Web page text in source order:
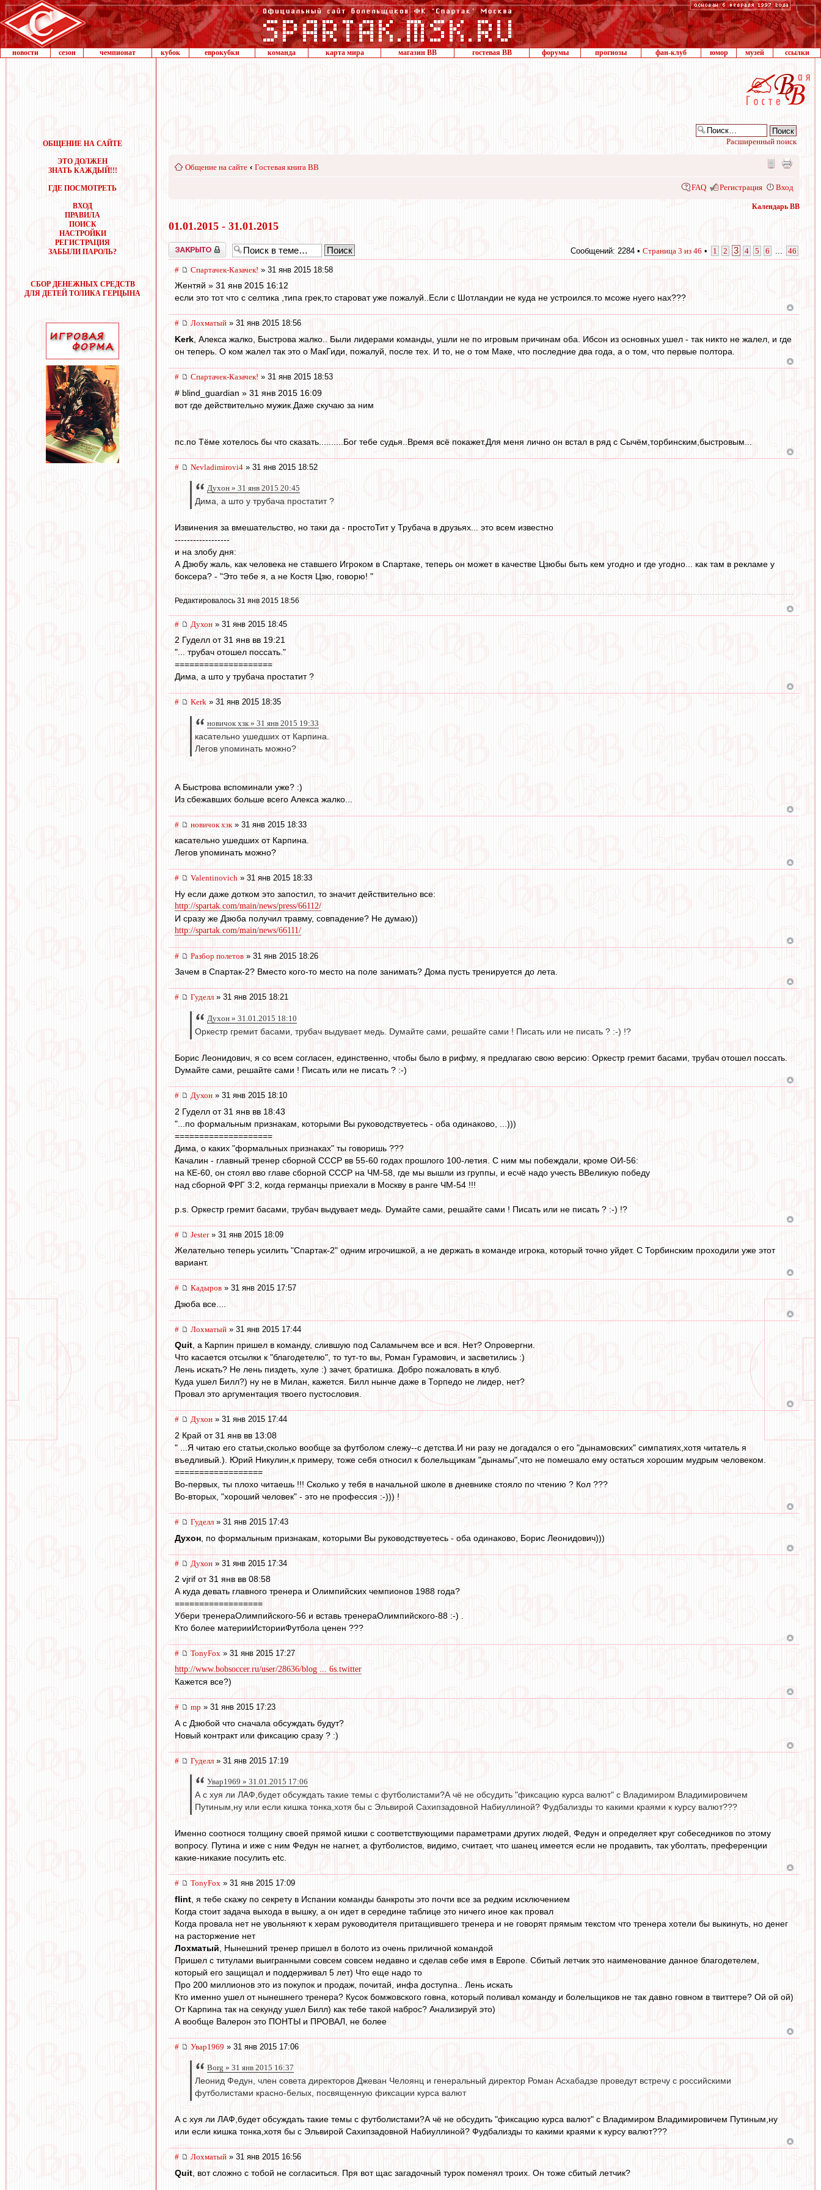
новости сезон чемпионат кубок еврокубки команда карта мира магазин ВВ гостевая ВВ форумы прогнозы фан-клуб юмор музей ссылки
ОБЩЕНИЕ НА САЙТЕ
ЭТО ДОЛЖЕН
ЗНАТЬ КАЖДЫЙ!!!
ГДЕ ПОСМОТРЕТЬ
ВХОД
ПРАВИЛА
ПОИСК
НАСТРОЙКИ
РЕГИСТРАЦИЯ
ЗАБЫЛИ ПАРОЛЬ?
СБОР ДЕНЕЖНЫХ СРЕДСТВ
ДЛЯ ДЕТЕЙ ТОЛИКА ГЕРЦЫНА
Расширенный поиск
Общение на сайте ‹ Гостевая книга ВВ
FAQ Регистрация Вход
Календарь ВВ
01.01.2015 - 31.01.2015
Закрыто Сообщений: 2284 • Страница 3 из 46 • 1 2 3 4 5 6 46
# Спартачек-Казачек! » 31 янв 2015 18:58
Жентяй » 31 янв 2015 16:12
если это тот что с селтика ,типа грек,то староват уже пожалуй..Если с Шотландии не куда не устроился.то мсоже нуего нах???
# Лохматый » 31 янв 2015 18:56
Kerk , Алекса жалко, Быстрова жалко.. Были лидерами команды, ушли не по игровым причинам оба. Ибсон из основных ушел - так никто не жалел, и где
он теперь. О ком жалел так это о МакГиди, пожалуй, после тех. И то, не о том Маке, что последние два года, а о том, что первые полтора.
# Спартачек-Казачек! » 31 янв 2015 18:53
# blind_guardian » 31 янв 2015 16:09
вот где действительно мужик.Даже скучаю за ним
пс.по Тёме хотелось бы что сказать..........Бог тебе судья..Время всё покажет.Для меня лично он встал в ряд с Сычём,торбинским,быстровым...
# Nevladimirovi4 » 31 янв 2015 18:52
Духон » 31 янв 2015 20:45
Дима, а што у трубача простатит ?
Извинения за вмешательство, но таки да - простоТит у Трубача в друзьях... это всем известно
------------------
и на злобу дня:
А Дзюбу жаль, как человека не ставшего Игроком в Спартаке, теперь он может в качестве Цзюбы быть кем угодно и где угодно... как там в рекламе у
боксера? - "Это тебе я, а не Костя Цзю, говорю! "
Редактировалось 31 янв 2015 18:56
# Духон » 31 янв 2015 18:45
2 Гуделл от 31 янв вв 19:21
"... трубач отошел поссать."
====================
Дима, а што у трубача простатит ?
# Kerk » 31 янв 2015 18:35
новичок хзк » 31 янв 2015 19:33
касательно ушедших от Карпина.
Легов упоминать можно?
А Быстрова вспоминали уже? :)
Из сбежавших больше всего Алекса жалко...
# новичок хзк » 31 янв 2015 18:33
касательно ушедших от Карпина.
Легов упоминать можно?
# Valentinovich » 31 янв 2015 18:33
Ну если даже дотком это запостил, то значит действительно все:
http://spartak.com/main/news/press/66112/
И сразу же Дзюба получил травму, совпадение? Не думаю))
http://spartak.com/main/news/66111/
# Разбор полетов » 31 янв 2015 18:26
Зачем в Спартак-2? Вместо кого-то место на поле занимать? Дома пусть тренируется до лета.
# Гуделл» 31 янв 2015 18:21
Духон » 31.01.2015 18:10
Оркестр гремит басами, трубач выдувает медь. Dумайте сами, решайте сами ! Писать или не писать ? :-) !?
Борис Леонидович, я со всем согласен, единственно, чтобы было в рифму, я предлагаю свою версию: Оркестр гремит басами, трубач отошел поссать.
Dумайте сами, решайте сами ! Писать или не писать ? :-)
# Духон » 31 янв 2015 18:10
2 Гуделл от 31 янв вв 18:43
"...по формальным признакам, которыми Вы руководствуетесь - оба одинаково, ...)))
====================
Дима, о каких "формальных признаках" ты говоришь ???
Качалин - главный тренер сборной СССР вв 55-60 годах прошлого 100-летия. С ним мы побеждали, кроме ОИ-56:
на КЕ-60, он стоял вво главе сборной СССР на ЧМ-58, где мы вышли из группы, и есчё надо учесть ВВеликую победу
над сборной ФРГ 3:2, когда германцы приехали в Москву в ранге ЧМ-54 !!!
p.s. Оркестр гремит басами, трубач выдувает медь. Dумайте сами, решайте сами ! Писать или не писать ? :-) !?
# Jester» 31 янв 2015 18:09
Желательно теперь усилить "Спартак-2" одним игрочишкой, а не держать в команде игрока, который точно уйдет. С Торбинским проходили уже этот
вариант.
# Кадыров » 31 янв 2015 17:57
Дзюба все....
# Лохматый » 31 янв 2015 17:44
Quit, а Карпин пришел в команду, слившую под Саламычем все и вся. Нет? Опровергни.
Что касается отсылки к "благодетелю", то тут-то вы, Роман Гурамович, и засветились :)
Лень искать? Не лень пиздеть, хуле :) зачет, братишка. Добро пожаловать в клуб.
Куда ушел Билл?) ну не в Милан, кажется. Билл нынче даже в Торпедо не лидер, нет?
Провал это аргументация твоего пустословия.
# Духон » 31 янв 2015 17:44
2 Край от 31 янв вв 13:08
" ...Я читаю его статьи,сколько вообще за футболом слежу--с детства.И ни разу не догадался о его "дынамовских" симпатиях,хотя читатель я
въедливый.). Юрий Никулин,к примеру, тоже себя относил к болельщикам "дынамы",что не помешало ему остаться хорошим мудрым человеком.
==================
Во-первых, ты плохо читаешь !!! Сколько у тебя в начальной школе в дневнике стояло по чтению ? Кол ???
Во-вторых, "хороший человек" - это не профессия :-))) !
# Гуделл » 31 янв 2015 17:43
Духон , по формальным признакам, которыми Вы руководствуетесь - оба одинаково, Борис Леонидович)))
# Духон » 31 янв 2015 17:34
2 vjrif от 31 янв вв 08:58
А куда девать главного тренера и Олимпийских чемпионов 1988 года?
==================
Убери тренераОлимпийского-56 и вставь тренераОлимпийского-88 :-) .
Кто более материиИсторииФутбола ценен ???
# TonyFox » 31 янв 2015 17:27
http://www.bobsoccer.ru/user/28636/blog ... 6s.twitter
Кажется все?)
# mp » 31 янв 2015 17:23
А с Дзюбой что сначала обсуждать будут?
Новый контракт или фиксацию сразу ? :)
# Гуделл » 31 янв 2015 17:19
Увар1969 » 31.01.2015 17:06
А с хуя ли ЛАФ,будет обсуждать такие темы с футболистами?А чё не обсудить "фиксацию курса валют" с Владимиром Владимировичем
Путиным,ну или если кишка тонка,хотя бы с Эльвирой Сахипзадовной Набиуллиной? Фудбализды то какими краями к курсу валют???
Именно соотнося толщину своей прямой кишки с соответствующими параметрами других людей, Федун и определяет круг собеседников по этому
вопросу. Путина и иже с ним Федун не нагнет, а футболистов, видимо, считает, что шанец имеется если не продавить, так уболтать, преференции
какие-никакие посулить etc.
# TonyFox » 31 янв 2015 17:09
flint , я тебе скажу по секрету в Испании команды банкроты это почти все за редким исключением
Когда стоит задача выхода в вышку, а он идет в середине таблице это ничего иное как провал
Когда провала нет не увольняют к херам руководителя притащившего тренера и не говорят прямым текстом что тренера хотели бы выкинуть, но денег
на расторжение нет
Лохматый , Нынешний тренер пришел в болото из очень приличной командой
Пришел с титулами выигранными совсем совсем недавно и сделав себе имя в Европе. Сбитый летчик это наименование данное благодетелем,
который его защищал и поддерживал 5 лет) Что еще надо то
Про 200 миллионов это из покупок и продаж, почитай, инфа доступна.. Лень искать
Кто именно ушел от нынешнего тренера? Кусок бомжовского говна, который поливал команду и болельщиков не так давно говном в твиттере? Ой ой ой)
От Карпина так на секунду ушел Билл) как тебе такой наброс? Анализируй это)
А вообще Валерон это ПОНТЫ и ПРОВАЛ, не более
# Увар1969 » 31 янв 2015 17:06
Borg » 31 янв 2015 16:37
Леонид Федун, член совета директоров Джеван Челоянц и генеральный директор Роман Асхабадзе проведут встречу с российскими
футболистами красно-белых, посвященную фиксации курса валют
А с хуя ли ЛАФ,будет обсуждать такие темы с футболистами?А чё не обсудить "фиксацию курса валют" с Владимиром Владимировичем Путиным,ну
или если кишка тонка,хотя бы с Эльвирой Сахипзадовной Набиуллиной? Фудбализды то какими краями к курсу валют???
# Лохматый » 31 янв 2015 16:56
Quit , вот сложно с тобой не согласиться. Пря вот щас загадочный турок поменял троих. Он тоже сбитый летчик?